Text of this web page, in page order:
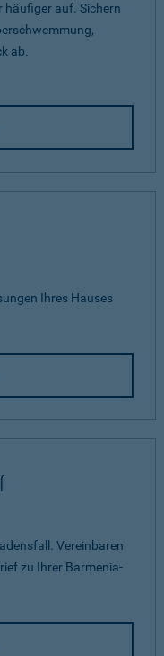
häufiger auf. Sichern
ab.
Ihres Hauses
Vereinbaren
zu Ihrer Barmenia-